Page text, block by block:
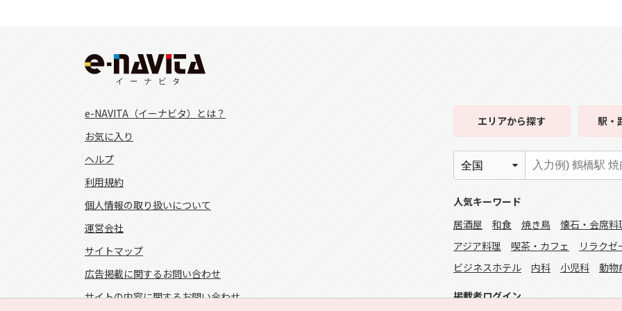
e-NAVITA（イーナビタ）とは？
お気に入り
ヘルプ
利用規約
個人情報の取り扱いについて
運営会社
サイトマップ
広告掲載に関するお問い合わせ
サイトの内容に関するお問い合わせ
エリアから探す 駅・
人気キーワード
居酒屋
和食 焼き鳥
懐石・会席料
アジア料理
喫茶・カフェ
リラクゼ
ビジネスホテル
内科 小児科 動物
掲載者ログイン